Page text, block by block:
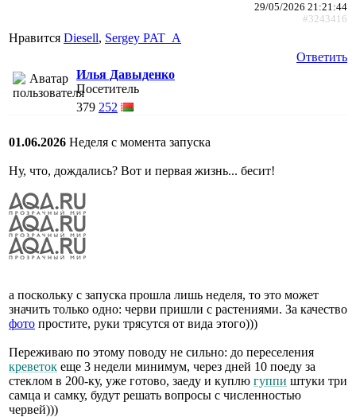
29/05/2026 21:21:44
#3243416
Нравится Diesell, Sergey PAT_A
Ответить
Илья Давыденко
Посетитель
379 252
01.06.2026 Неделя с момента запуска
Ну, что, дождались? Вот и первая жизнь... бесит!
а поскольку с запуска прошла лишь неделя, то это может
значить только одно: черви пришли с растениями. За качество
фото простите, руки трясутся от вида этого)))
Переживаю по этому поводу не сильно: до переселения
креветок еще 3 недели минимум, через дней 10 поеду за
стеклом в 200-ку, уже готово, заеду и куплю гуппи штуки три
самца и самку, будут решать вопросы с численностью
червей)))